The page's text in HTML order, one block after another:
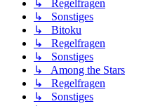
↳ Regelfragen
↳ Sonstiges
↳ Bitoku
↳ Regelfragen
↳ Sonstiges
↳ Among the Stars
↳ Regelfragen
↳ Sonstiges